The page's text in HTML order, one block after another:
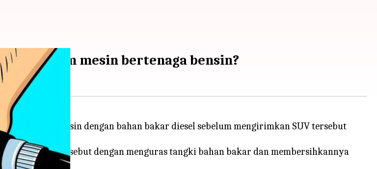
ke dalam mesin bertenaga bensin?
bertenaga bensin dengan bahan bakar diesel sebelum mengirimkan SUV tersebut
masalah tersebut dengan menguras tangki bahan bakar dan membersihkannya